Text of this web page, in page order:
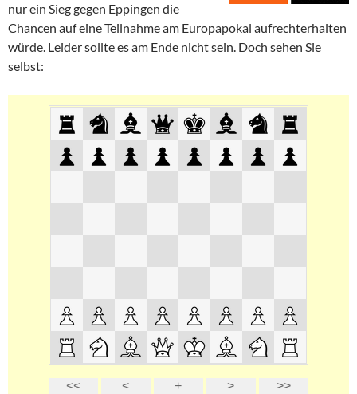
nur ein Sieg gegen Eppingen die
Chancen auf eine Teilnahme am Europapokal aufrechterhalten
würde. Leider sollte es am Ende nicht sein. Doch sehen Sie
selbst: